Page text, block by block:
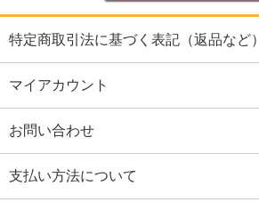
特定商取引法に基づく表記（返品など）
マイアカウント
お問い合わせ
支払い方法について